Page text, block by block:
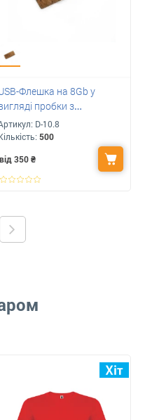
Флешка на 8Gb у
пробки з
D-10.8
500
від 350₴